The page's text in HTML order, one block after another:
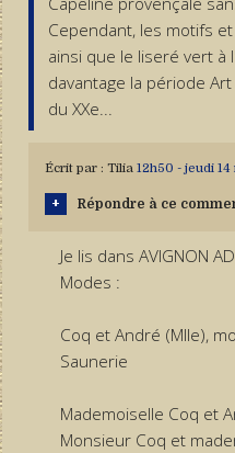
Cependant, les motifs
ainsi que le liseré vert à
davantage la période
du XXe...
Écrit par : Tilia 12h50 - jeudi 14
Répondre à ce
Je lis dans AVIGNON
Modes :
Coq et André (Mlle),
Saunerie
Mademoiselle Coq et
Monsieur Coq et